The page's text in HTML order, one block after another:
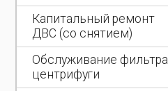
Капитальный ремонт
ДВС (со снятием)
Обслуживание фильтра
центрифуги